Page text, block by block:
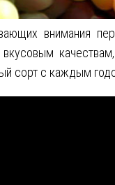
внимания
сорт с каждым